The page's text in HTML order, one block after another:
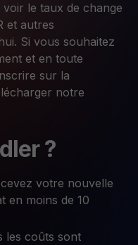
le taux de change
et autres
Si vous souhaitez
et en toute
sur la
notre
?
votre nouvelle
en moins de 10
coûts sont